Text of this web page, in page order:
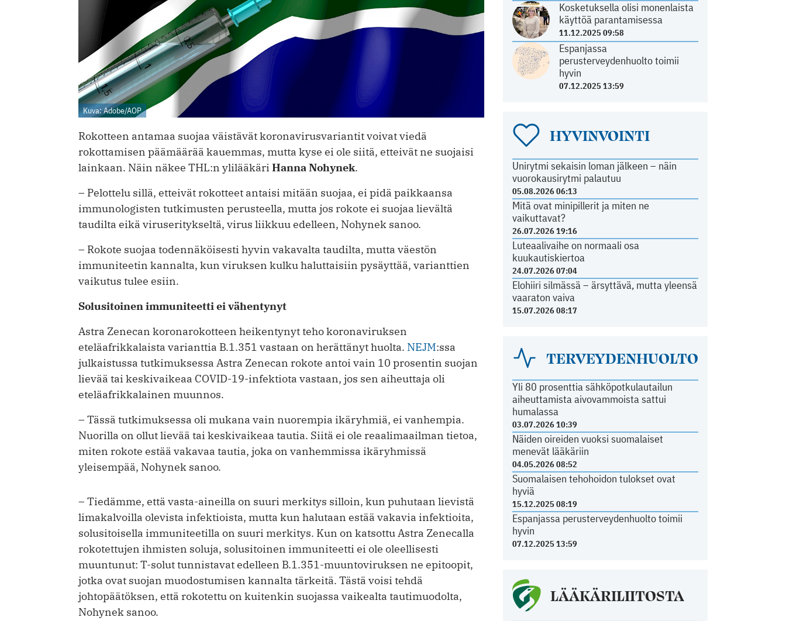
Kosketuksella olisi monenlaista
käyttöä parantamisessa
11.12.2025 09:58
Espanjassa
perusterveydenhuolto toimii
hyvin
07.12.2025 13:59
HYVINVOINTI
Unirytmi sekaisin loman jälkeen – näin
vuorokausirytmi palautuu
05.08.2026 06:13
Mitä ovat minipillerit ja miten ne
vaikuttavat?
26.07.2026 19:16
Luteaalivaihe on normaali osa
kuukautiskiertoa
24.07.2026 07:04
Elohiiri silmässä – ärsyttävä, mutta yleensä
vaaraton vaiva
15.07.2026 08:17
TERVEYDENHUOLTO
Yli 80 prosenttia sähköpotkulautailun
aiheuttamista aivovammoista sattui
humalassa
03.07.2026 10:39
Näiden oireiden vuoksi suomalaiset
menevät lääkäriin
04.05.2026 08:52
Suomalaisen tehohoidon tulokset ovat
hyviä
15.12.2025 08:19
Espanjassa perusterveydenhuolto toimii
hyvin
07.12.2025 13:59
LÄÄKÄRILIITOSTA
Kuva: Adobe/AOP
Rokotteen antamaa suojaa väistävät koronavirusvariantit voivat viedä
rokottamisen päämäärää kauemmas, mutta kyse ei ole siitä, etteivät ne suojaisi
lainkaan. Näin näkee THL:n ylilääkäri Hanna Nohynek.
– Pelottelu sillä, etteivät rokotteet antaisi mitään suojaa, ei pidä paikkaansa
immunologisten tutkimusten perusteella, mutta jos rokote ei suojaa lievältä
taudilta eikä viruseritykseltä, virus liikkuu edelleen, Nohynek sanoo.
– Rokote suojaa todennäköisesti hyvin vakavalta taudilta, mutta väestön
immuniteetin kannalta, kun viruksen kulku haluttaisiin pysäyttää, varianttien
vaikutus tulee esiin.
Solusitoinen immuniteetti ei vähentynyt
Astra Zenecan koronarokotteen heikentynyt teho koronaviruksen
eteläafrikkalaista varianttia B.1.351 vastaan on herättänyt huolta. NEJM:ssa
julkaistussa tutkimuksessa Astra Zenecan rokote antoi vain 10 prosentin suojan
lievää tai keskivaikeaa COVID-19-infektiota vastaan, jos sen aiheuttaja oli
eteläafrikkalainen muunnos.
– Tässä tutkimuksessa oli mukana vain nuorempia ikäryhmiä, ei vanhempia.
Nuorilla on ollut lievää tai keskivaikeaa tautia. Siitä ei ole reaalimaailman tietoa,
miten rokote estää vakavaa tautia, joka on vanhemmissa ikäryhmissä
yleisempää, Nohynek sanoo.
– Tiedämme, että vasta-aineilla on suuri merkitys silloin, kun puhutaan lievistä
limakalvoilla olevista infektioista, mutta kun halutaan estää vakavia infektioita,
solusitoisella immuniteetilla on suuri merkitys. Kun on katsottu Astra Zenecalla
rokotettujen ihmisten soluja, solusitoinen immuniteetti ei ole oleellisesti
muuntunut: T-solut tunnistavat edelleen B.1.351-muuntoviruksen ne epitoopit,
jotka ovat suojan muodostumisen kannalta tärkeitä. Tästä voisi tehdä
johtopäätöksen, että rokotettu on kuitenkin suojassa vaikealta tautimuodolta,
Nohynek sanoo.